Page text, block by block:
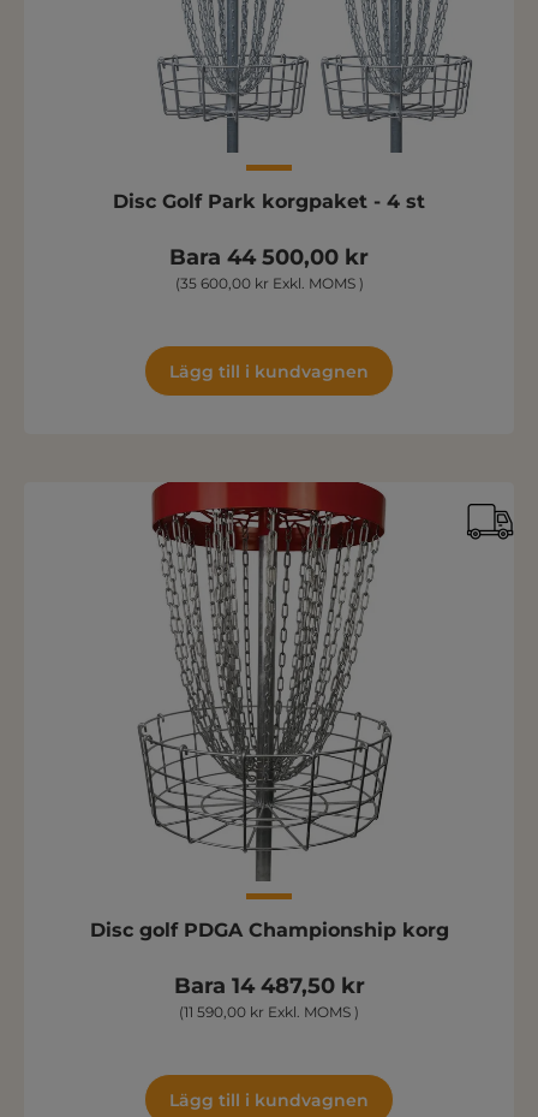
Disc Golf Park korgpaket - 4 st
Bara 44 500,00 kr
(35 600,00 kr Exkl. MOMS )
Lägg till i kundvagnen
Disc golf PDGA Championship korg
Bara 14 487,50 kr
(11 590,00 kr Exkl. MOMS )
Lägg till i kundvagnen